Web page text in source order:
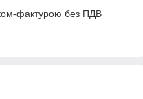
фактурою без ПДВ